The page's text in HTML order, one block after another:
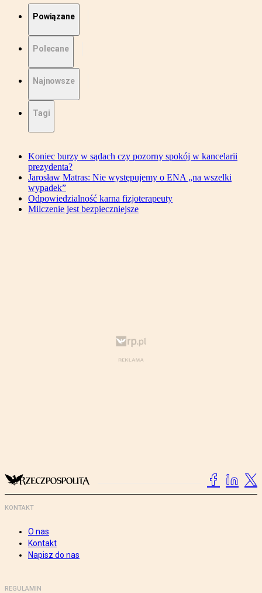
Powiązane
Polecane
Najnowsze
Tagi
Koniec burzy w sądach czy pozorny spokój w kancelarii
prezydenta?
Jarosław Matras: Nie występujemy o ENA „na wszelki
wypadek”
Odpowiedzialność karna fizjoterapeuty
Milczenie jest bezpieczniejsze
KONTAKT
O nas
Kontakt
Napisz do nas
REGULAMIN